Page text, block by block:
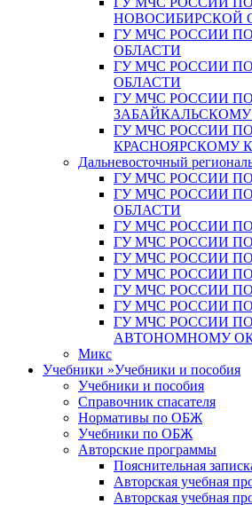
НОВОСИБИРСКОЙ
ГУ МЧС РОССИИ
ОБЛАСТИ
ГУ МЧС РОССИИ
ОБЛАСТИ
ГУ МЧС РОССИИ ПО
ГУ МЧС РОССИИ ПО
КРАСНОЯРСКОМУ
Дальневосточный
ГУ МЧС РОССИИ
ГУ МЧС РОССИИ
ОБЛАСТИ
ГУ МЧС РОССИИ
ГУ МЧС РОССИИ
ГУ МЧС РОССИИ
ГУ МЧС РОССИИ
ГУ МЧС РОССИИ
ГУ МЧС РОССИИ
ГУ МЧС РОССИИ
АВТОНОМНОМУ
Микс
Учебники »Учебники и пособия
Учебники и пособия
Справочник спасателя
Нормативы по ОБЖ
Учебники по ОБЖ
Авторские программы
Пояснительная
Авторская учебная
Авторская учебная